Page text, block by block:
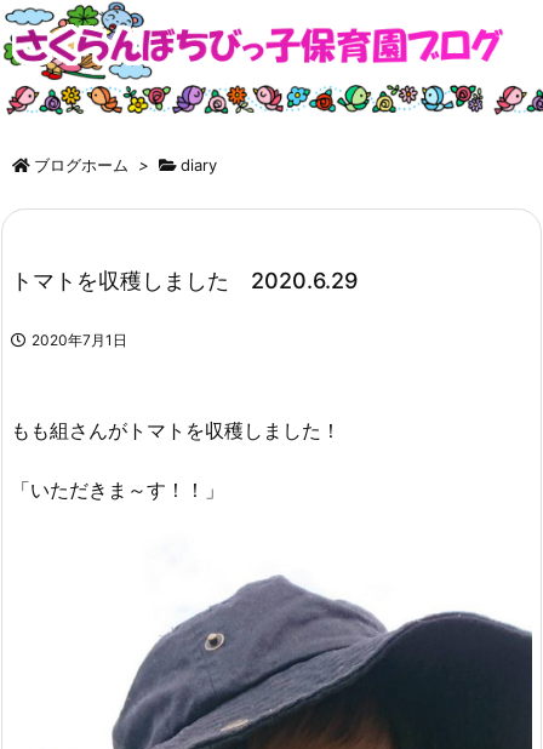
ブログホーム > diary
トマトを収穫しました 2020.6.29
2020年7月1日
もも組さんがトマトを収穫しました！
「いただきま～す！！」